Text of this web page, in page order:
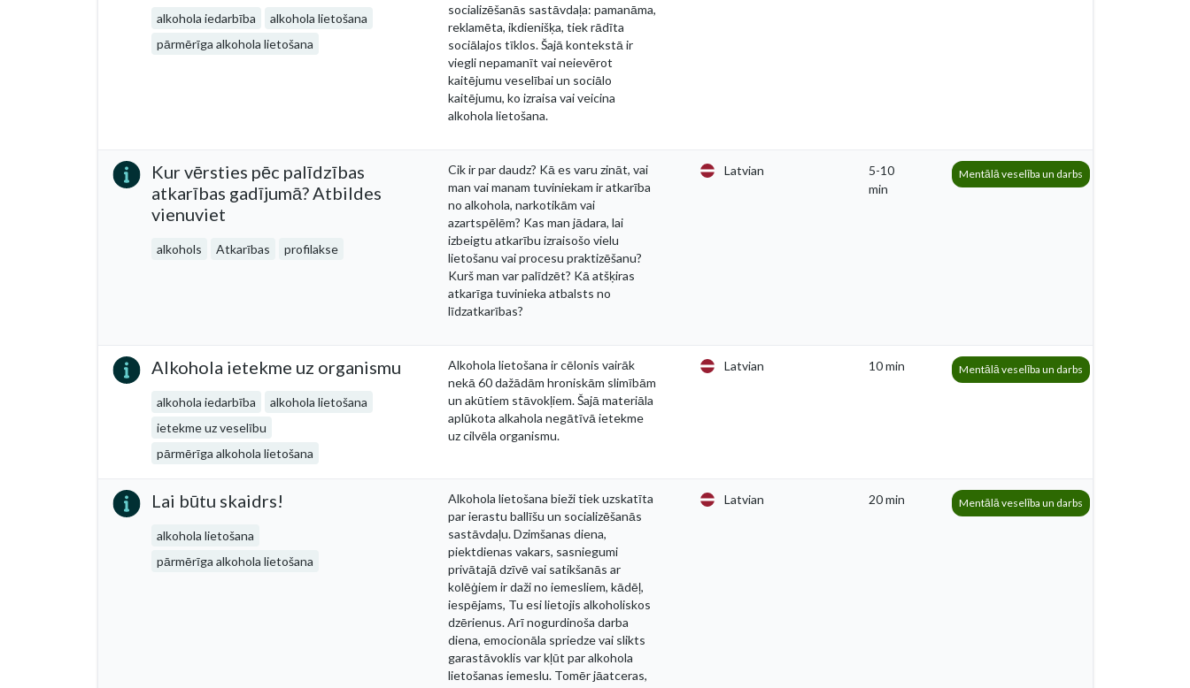
alkohola iedarbība
alkohola lietošana
pārmērīga alkohola lietošana
socializēšanās sastāvdaļa: pamanāma,
reklamēta, ikdienišķa, tiek rādīta
sociālajos tīklos. Šajā kontekstā ir
viegli nepamanīt vai neievērot
kaitējumu veselībai un sociālo
kaitējumu, ko izraisa vai veicina
alkohola lietošana.
Kur vērsties pēc palīdzības
atkarības gadījumā? Atbildes
vienuviet
alkohols Atkarības profilakse
Cik ir par daudz? Kā es varu zināt, vai
man vai manam tuviniekam ir atkarība
no alkohola, narkotikām vai
azartspēlēm? Kas man jādara, lai
izbeigtu atkarību izraisošo vielu
lietošanu vai procesu praktizēšanu?
Kurš man var palīdzēt? Kā atšķiras
atkarīga tuvinieka atbalsts no
līdzatkarības?
Latvian
5-10
min
Mentālā veselība un darbs
Alkohola ietekme uz organismu
alkohola iedarbība
alkohola lietošana
ietekme uz veselību
pārmērīga alkohola lietošana
Alkohola lietošana ir cēlonis vairāk
nekā 60 dažādām hroniskām slimībām
un akūtiem stāvokļiem. Šajā materiāla
aplūkota alkahola negātīvā ietekme
uz cilvēla organismu.
Latvian 10 min Mentālā veselība un darbs
Lai būtu skaidrs!
alkohola lietošana
pārmērīga alkohola lietošana
Alkohola lietošana bieži tiek uzskatīta
par ierastu ballīšu un socializēšanās
sastāvdaļu. Dzimšanas diena,
piektdienas vakars, sasniegumi
privātajā dzīvē vai satikšanās ar
kolēģiem ir daži no iemesliem, kādēļ,
iespējams, Tu esi lietojis alkoholiskos
dzērienus. Arī nogurdinoša darba
diena, emocionāla spriedze vai slikts
garastāvoklis var kļūt par alkohola
lietošanas iemeslu. Tomēr jāatceras,
Latvian 20 min Mentālā veselība un darbs